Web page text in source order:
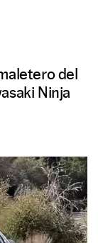
del
Ninja